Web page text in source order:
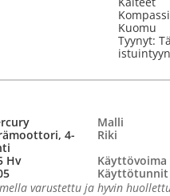
Kompassi
Kuomu
Tyynyt:
Malli
4-
Riki
Hv Käyttövoima
Käyttötunnit
varustettu ja hyvin